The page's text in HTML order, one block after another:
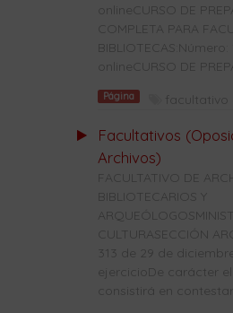
onlineCURSO DE
COMPLETA PARA
onlineCURSO DE
Página facultativo
Facultativos
Archivos)
FACULTATIVO DE
BIBLIOTECARIOS Y
CULTURASECCIÓN
313 de 29 de
ejercicioDe carácter
consistirá en contestar